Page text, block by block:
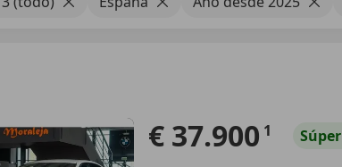
€ 37.900 1 Súper